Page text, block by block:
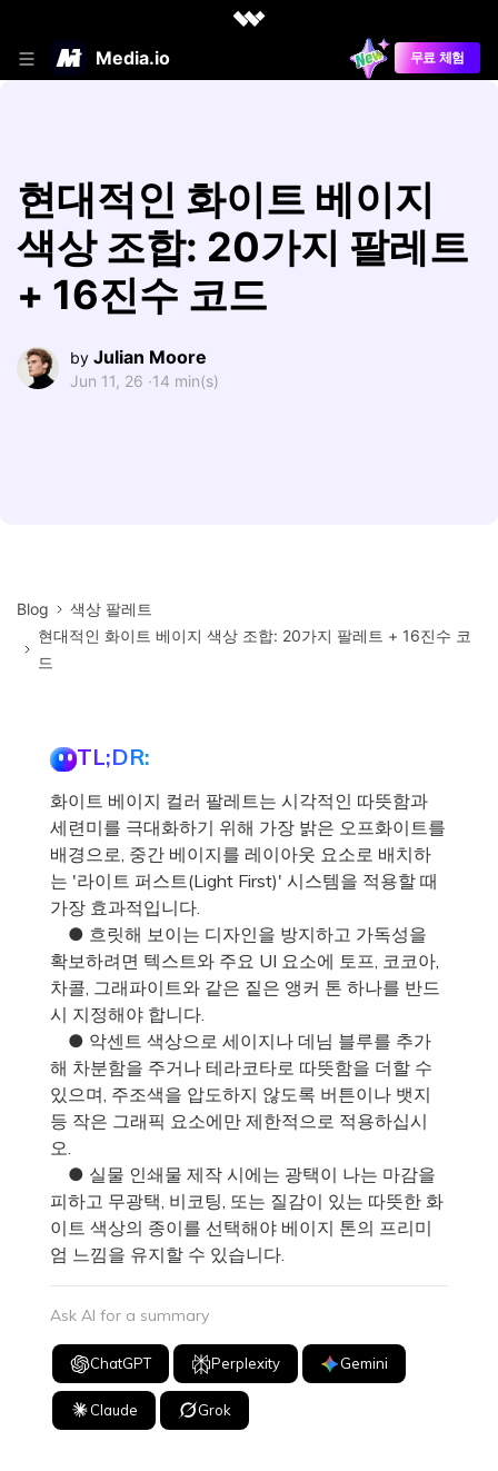
Media.io 무료 체험
현대적인 화이트 베이지
색상 조합: 20가지 팔레트
+ 16진수 코드
by Julian Moore
Jun 11, 26 ·14 min(s)
Blog
색상 팔레트
현대적인 화이트 베이지 색상 조합: 20가지 팔레트 + 16진수 코
드
TL;DR:
화이트 베이지 컬러 팔레트는 시각적인 따뜻함과
세련미를 극대화하기 위해 가장 밝은 오프화이트를
배경으로, 중간 베이지를 레이아웃 요소로 배치하
는 '라이트 퍼스트(Light First)' 시스템을 적용할 때
가장 효과적입니다.
● 흐릿해 보이는 디자인을 방지하고 가독성을
확보하려면 텍스트와 주요 UI 요소에 토프, 코코아,
차콜, 그래파이트와 같은 짙은 앵커 톤 하나를 반드
시 지정해야 합니다.
● 악센트 색상으로 세이지나 데님 블루를 추가
해 차분함을 주거나 테라코타로 따뜻함을 더할 수
있으며, 주조색을 압도하지 않도록 버튼이나 뱃지
등 작은 그래픽 요소에만 제한적으로 적용하십시
오.
● 실물 인쇄물 제작 시에는 광택이 나는 마감을
피하고 무광택, 비코팅, 또는 질감이 있는 따뜻한 화
이트 색상의 종이를 선택해야 베이지 톤의 프리미
엄 느낌을 유지할 수 있습니다.
Ask AI for a summary
ChatGPT Perplexity Gemini
Claude Grok